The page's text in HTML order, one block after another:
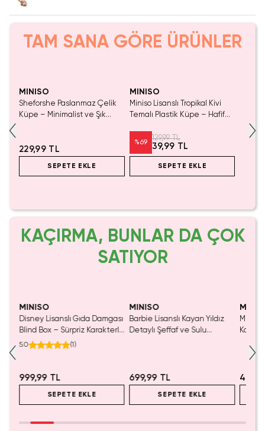
TAM SANA GÖRE ÜRÜNLER
MINISO
Sheforshe Paslanmaz Çelik
Küpe – Minimalist ve Şık
229,99 TL
SEPETE EKLE
MINISO
Miniso Lisanslı Tropikal Kivi
Temalı Plastik Küpe – Hafif
%69
129,99 TL
39,99 TL
SEPETE EKLE
KAÇIRMA, BUNLAR DA ÇOK
SATIYOR
MINISO
Disney Lisanslı Gıda Damgası
Blind Box – Sürpriz Karakterli
Eğlenceli Sunum
5.0 (1)
999,99 TL
SEPETE EKLE
MINISO
Barbie Lisanslı Kayan Yıldız
Detaylı Şeffaf ve Sulu
699,99 TL
SEPETE EKLE
Miniso
Kalem